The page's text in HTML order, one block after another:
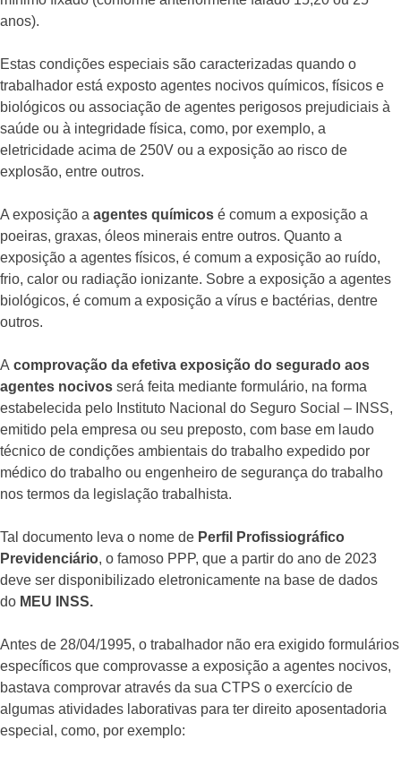
anos).
Estas condições especiais são caracterizadas quando o
trabalhador está exposto agentes nocivos químicos, físicos e
biológicos ou associação de agentes perigosos prejudiciais à
saúde ou à integridade física, como, por exemplo, a
eletricidade acima de 250V ou a exposição ao risco de
explosão, entre outros.
A exposição a agentes químicos é comum a exposição a
poeiras, graxas, óleos minerais entre outros. Quanto a
exposição a agentes físicos, é comum a exposição ao ruído,
frio, calor ou radiação ionizante. Sobre a exposição a agentes
biológicos, é comum a exposição a vírus e bactérias, dentre
outros.
A comprovação da efetiva exposição do segurado aos
agentes nocivos será feita mediante formulário, na forma
estabelecida pelo Instituto Nacional do Seguro Social – INSS,
emitido pela empresa ou seu preposto, com base em laudo
técnico de condições ambientais do trabalho expedido por
médico do trabalho ou engenheiro de segurança do trabalho
nos termos da legislação trabalhista.
Tal documento leva o nome de Perfil Profissiográfico
Previdenciário, o famoso PPP, que a partir do ano de 2023
deve ser disponibilizado eletronicamente na base de dados
do MEU INSS.
Antes de 28/04/1995, o trabalhador não era exigido formulários
específicos que comprovasse a exposição a agentes nocivos,
bastava comprovar através da sua CTPS o exercício de
algumas atividades laborativas para ter direito aposentadoria
especial, como, por exemplo: